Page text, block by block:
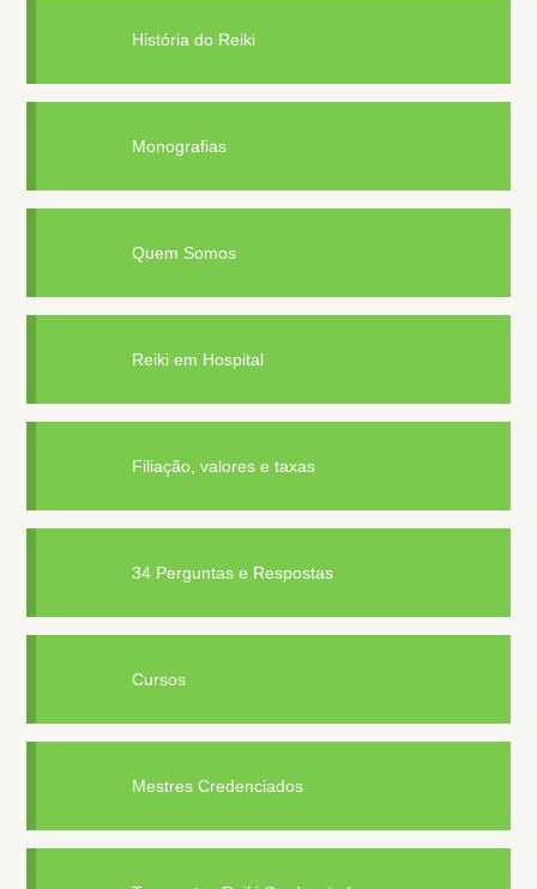
História do Reiki
Monografias
Quem Somos
Reiki em Hospital
Filiação, valores e taxas
34 Perguntas e Respostas
Cursos
Mestres Credenciados